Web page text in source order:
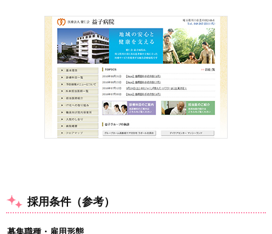
採用条件（参考）
募集職種・雇用形態